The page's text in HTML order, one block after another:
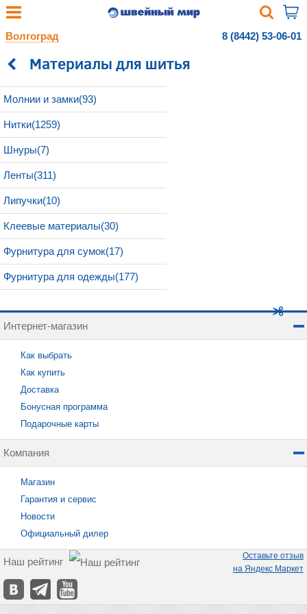
Волгоград 8 (8442) 53-06-01
Материалы для шитья
Молнии и замки(93)
Нитки(1259)
Шнуры(7)
Ленты(311)
Липучки(10)
Клеевые материалы(30)
Фурнитура для сумок(17)
Фурнитура для одежды(177)
Интернет-магазин
Как выбрать
Как купить
Доставка
Бонусная программа
Подарочные карты
Компания
Магазин
Гарантия и сервис
Новости
Официальный дилер
Наш рейтинг
Оставьте отзыв
на Яндекс Маркет